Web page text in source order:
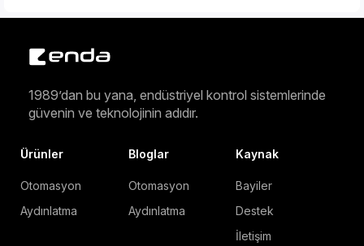
1989’dan bu yana, endüstriyel kontrol sistemlerinde
güvenin ve teknolojinin adıdır.
Ürünler
Otomasyon
Aydınlatma
Bloglar
Otomasyon
Aydınlatma
Kaynak
Bayiler
Destek
İletişim